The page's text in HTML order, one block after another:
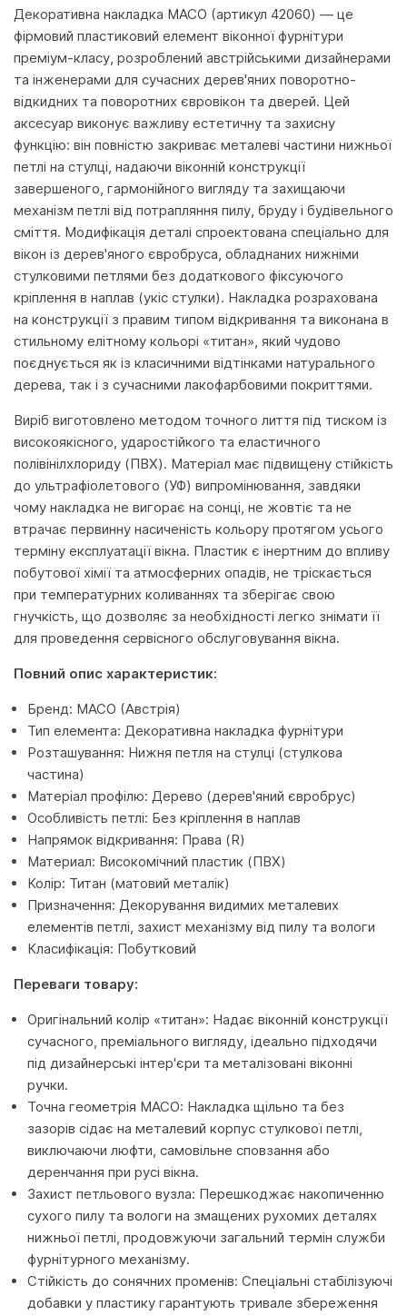
Декоративна накладка MACO (артикул 42060) — це
фірмовий пластиковий елемент віконної фурнітури
преміум-класу, розроблений австрійськими дизайнерами
та інженерами для сучасних дерев'яних поворотно-
відкидних та поворотних євровікон та дверей. Цей
аксесуар виконує важливу естетичну та захисну
функцію: він повністю закриває металеві частини нижньої
петлі на стулці, надаючи віконній конструкції
завершеного, гармонійного вигляду та захищаючи
механізм петлі від потрапляння пилу, бруду і будівельного
сміття. Модифікація деталі спроектована спеціально для
вікон із дерев'яного євробруса, обладнаних нижніми
стулковими петлями без додаткового фіксуючого
кріплення в наплав (укіс стулки). Накладка розрахована
на конструкції з правим типом відкривання та виконана в
стильному елітному кольорі «титан», який чудово
поєднується як із класичними відтінками натурального
дерева, так і з сучасними лакофарбовими покриттями.
Виріб виготовлено методом точного лиття під тиском із
високоякісного, ударостійкого та еластичного
полівінілхлориду (ПВХ). Матеріал має підвищену стійкість
до ультрафіолетового (УФ) випромінювання, завдяки
чому накладка не вигорає на сонці, не жовтіє та не
втрачає первинну насиченість кольору протягом усього
терміну експлуатації вікна. Пластик є інертним до впливу
побутової хімії та атмосферних опадів, не тріскається
при температурних коливаннях та зберігає свою
гнучкість, що дозволяє за необхідності легко знімати її
для проведення сервісного обслуговування вікна.
Повний опис характеристик:
Бренд: MACO (Австрія)
Тип елемента: Декоративна накладка фурнітури
Розташування: Нижня петля на стулці (стулкова
частина)
Матеріал профілю: Дерево (дерев'яний євробрус)
Особливість петлі: Без кріплення в наплав
Напрямок відкривання: Права (R)
Материал: Високомічний пластик (ПВХ)
Колір: Титан (матовий металік)
Призначення: Декорування видимих металевих
елементів петлі, захист механізму від пилу та вологи
Класифікація: Побутковий
Переваги товару:
Оригінальний колір «титан»: Надає віконній конструкції
сучасного, преміального вигляду, ідеально підходячи
під дизайнерські інтер'єри та металізовані віконні
ручки.
Точна геометрія MACO: Накладка щільно та без
зазорів сідає на металевий корпус стулкової петлі,
виключаючи люфти, самовільне сповзання або
деренчання при русі вікна.
Захист петльового вузла: Перешкоджає накопиченню
сухого пилу та вологи на змащених рухомих деталях
нижньої петлі, продовжуючи загальний термін служби
фурнітурного механізму.
Стійкість до сонячних променів: Спеціальні стабілізуючі
добавки у пластику гарантують тривале збереження